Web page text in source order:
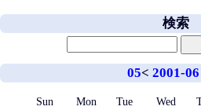
検索
05< 2001-06
Sun Mon Tue Wed